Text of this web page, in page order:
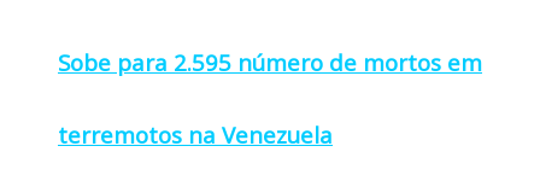
Sobe para 2.595 número de mortos em
terremotos na Venezuela